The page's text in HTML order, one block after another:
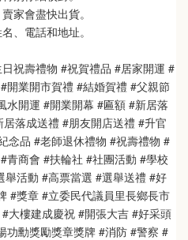
家會盡快出貨。
、電話和地址。
祝壽禮物 #祝賀禮品 #居家開運 #
開業開市賀禮 #結婚賀禮 #父親節
水開運 #開業開幕 #匾額 #新居落
落成送禮 #朋友開店送禮 #升官
念品 #老師退休禮物 #祝壽禮物 #
青商會 #扶輪社 #社團活動 #學校
活動 #高票當選 #選舉送禮 #好
#獎章 #立委民代議員里長鄉長市
大樓建成慶祝 #開張大吉 #好采頭
功勳獎勵獎章獎牌 #消防 #警察 #